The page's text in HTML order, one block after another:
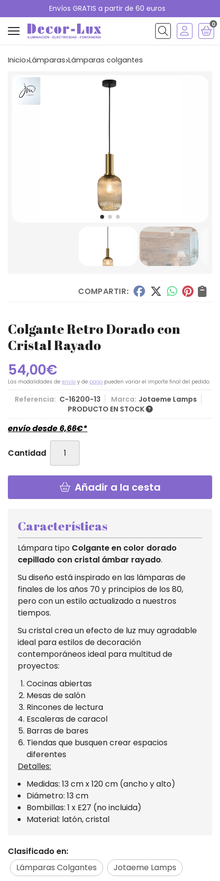
Envíos GRATIS a partir de 60 euros
Buscar
0
Inicio lámparas lámparas colgantes
COMPARTIR:
Colgante Retro Dorado con
Cristal Rayado
54,00€
Las modalidades de envío y de pago pueden variar el importe final del pedido.
Referencia: C-16200-13 Marca: Jotaeme Lamps
PRODUCTO EN STOCK
envío desde 6,66€*
Cantidad
Añadir a la cesta
Características
Lámpara tipo Colgante en color dorado
cepillado con cristal ámbar rayado.
Su diseño está inspirado en las lámparas de
finales de los años 70 y principios de los 80,
pero con un estilo actualizado a nuestros
tiempos.
Su cristal crea un efecto de luz muy agradable
ideal para estilos de decoración
contemporáneos ideal para multitud de
proyectos:
Cocinas abiertas
Mesas de salón
Rincones de lectura
Escaleras de caracol
Barras de bares
Tiendas que busquen crear espacios
diferentes
Detalles:
Medidas: 13 cm x 120 cm (ancho y alto)
Diámetro: 13 cm
Bombillas: 1 x E27 (no incluida)
Material: latón, cristal
Clasificado en:
Lámparas Colgantes
Jotaeme Lamps